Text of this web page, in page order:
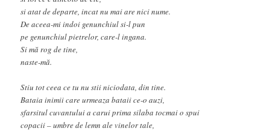
si atat de departe, incat nu mai are nici nume.
De aceea-mi indoi genunchiul si-l pun
pe genunchiul pietrelor, care-l ingana.
Si mă rog de tine,
naste-mă.
Stiu tot ceea ce tu nu stii niciodata, din tine.
Bataia inimii care urmeaza bataii ce-o auzi,
sfarsitul cuvantului a carui prima silaba tocmai o spui
copacii – umbre de lemn ale vinelor tale,